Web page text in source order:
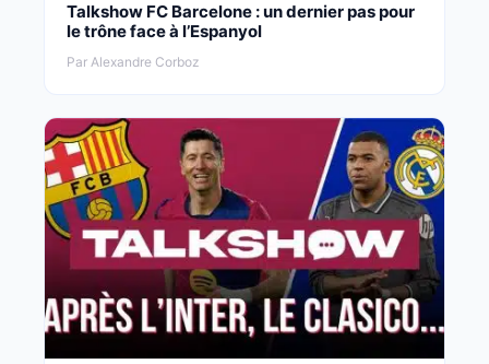
Talkshow FC Barcelone : un dernier pas pour
le trône face à l’Espanyol
Par Alexandre Corboz